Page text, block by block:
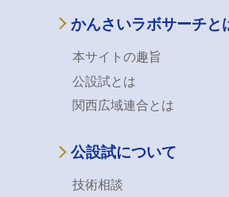
かんさいラボサーチと
本サイトの趣旨
公設試とは
関西広域連合とは
公設試について
技術相談